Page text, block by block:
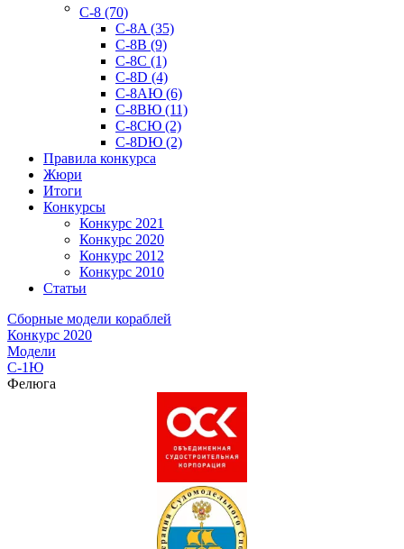
C-8 (70)
C-8A (35)
C-8B (9)
C-8C (1)
C-8D (4)
C-8AЮ (6)
C-8BЮ (11)
C-8CЮ (2)
C-8DЮ (2)
Правила конкурса
Жюри
Итоги
Конкурсы
Конкурс 2021
Конкурс 2020
Конкурс 2012
Конкурс 2010
Статьи
Сборные модели кораблей
Конкурс 2020
Модели
C-1Ю
Фелюга